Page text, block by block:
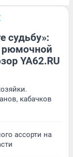
судьбу»:
рюмочной
YA62.RU
кабачков
ассорти на